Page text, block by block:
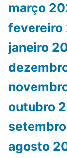
março
fevereiro
janeiro
outubro
agosto